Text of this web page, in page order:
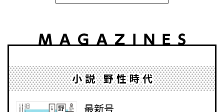
小説 野性時代
最新号